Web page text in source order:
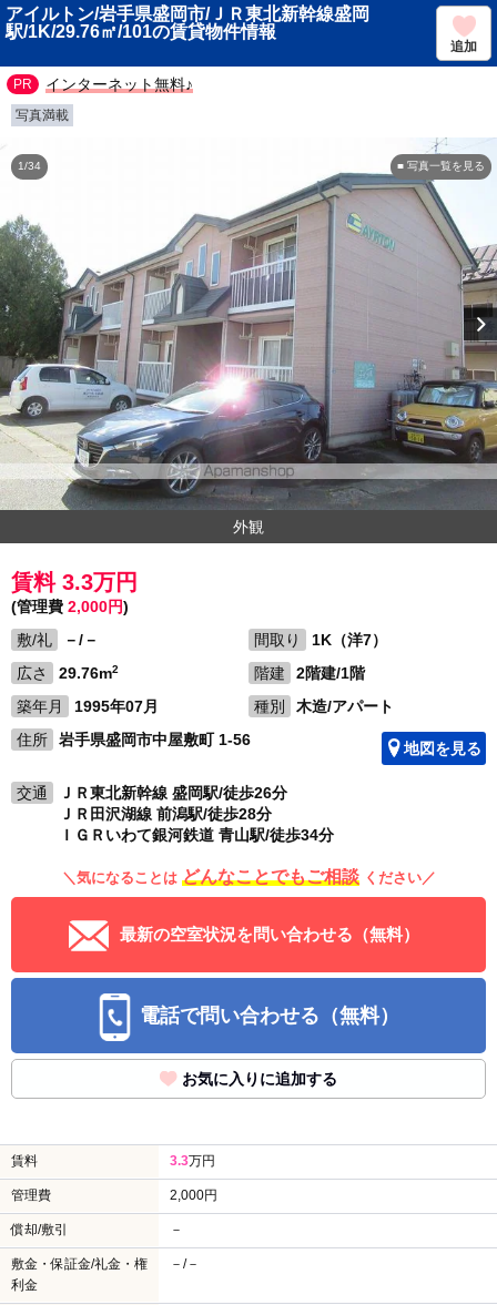
アイルトン/岩手県盛岡市/ＪＲ東北新幹線盛岡
駅/1K/29.76㎡/101の賃貸物件情報
追加
インターネット無料♪
写真満載
■ 写真一覧を見る
1/34
外観
賃料 3.3万円
(管理費 2,000円)
敷/礼
－/－ 間取り
1K（洋7）
広さ
29.76m2 階建
2階建/1階
築年月
1995年07月 種別
木造/アパート
住所
岩手県盛岡市中屋敷町 1-56 地図を見る
交通
ＪＲ東北新幹線 盛岡駅/徒歩26分
ＪＲ田沢湖線 前潟駅/徒歩28分
ＩＧＲいわて銀河鉄道 青山駅/徒歩34分
＼気になることは どんなことでもご相談 ください／
最新の空室状況を問い合わせる（無料）
電話で問い合わせる（無料）
お気に入りに追加する
賃料 3.3万円
管理費 2,000円
償却/敷引 －
敷金・保証金/礼金・権
利金
－/－